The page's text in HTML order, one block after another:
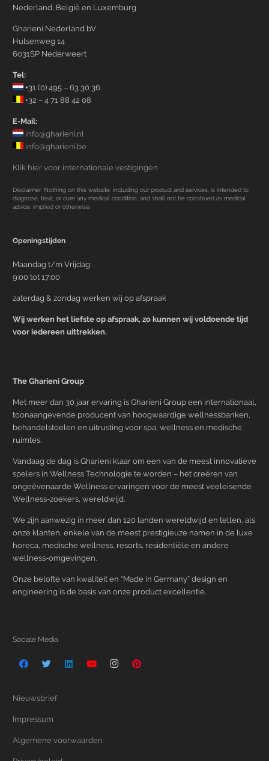
Nederland, België en Luxemburg
Gharieni Nederland bV
Hulsenweg 14
6031SP Nederweert
Tel:
+31 (0) 495 – 63 30 36
+32 – 4 71 88 42 08
E-Mail:
info@gharieni.nl
info@gharieni.be
Klik hier voor internationale vestigingen
Disclaimer: Nothing on this website, including our product and services, is intended to
diagnose, treat, or cure any medical condition, and shall not be construed as medical
advice, implied or otherwise.
Openingstijden
Maandag t/m Vrijdag:
9:00 tot 17:00
zaterdag & zondag werken wij op afspraak
Wij werken het liefste op afspraak, zo kunnen wij voldoende tijd
voor iedereen uittrekken.
The Gharieni Group
Met meer dan 30 jaar ervaring is Gharieni Group een internationaal,
toonaangevende producent van hoogwaardige wellnessbanken,
behandelstoelen en uitrusting voor spa, wellness en medische
ruimtes.
Vandaag de dag is Gharieni klaar om een van de meest innovatieve
spelers in Wellness Technologie te worden – het creëren van
ongeëvenaarde Wellness ervaringen voor de meest veeleisende
Wellness-zoekers, wereldwijd.
We zijn aanwezig in meer dan 120 landen wereldwijd en tellen, als
onze klanten, enkele van de meest prestigieuze namen in de luxe
horeca, medische wellness, resorts, residentiële en andere
wellness-omgevingen.
Onze belofte van kwaliteit en “Made in Germany” design en
engineering is de basis van onze product excellentie.
Sociale Media
Nieuwsbrief
Impressum
Algemene voorwaarden